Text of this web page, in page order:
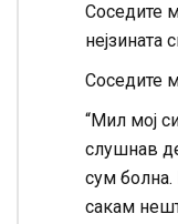
Соседите
нејзината
Соседите
“Мил мој
слушнав
сум болна.
сакам